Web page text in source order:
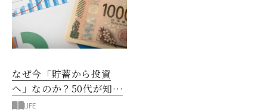
なぜ今「貯蓄から投資
へ」なのか？50代が知る
べきお金の新常識
LIFE